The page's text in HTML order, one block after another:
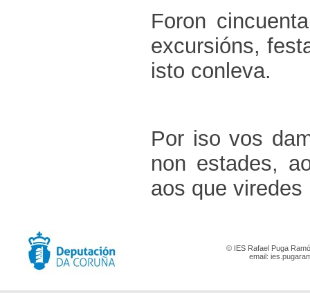
Foron
excursións,
isto conleva.
Por iso vos
non estades,
aos que
© IES Rafael Puga
email: